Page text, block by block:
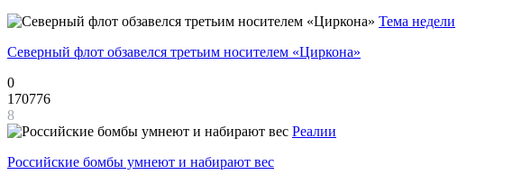
Тема недели
Северный флот обзавелся третьим носителем «Циркона»
0
170776
8
Реалии
Российские бомбы умнеют и набирают вес